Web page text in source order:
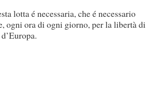
lotta é necessaria, che é necessario
ogni ora di ogni giorno, per la libertà di